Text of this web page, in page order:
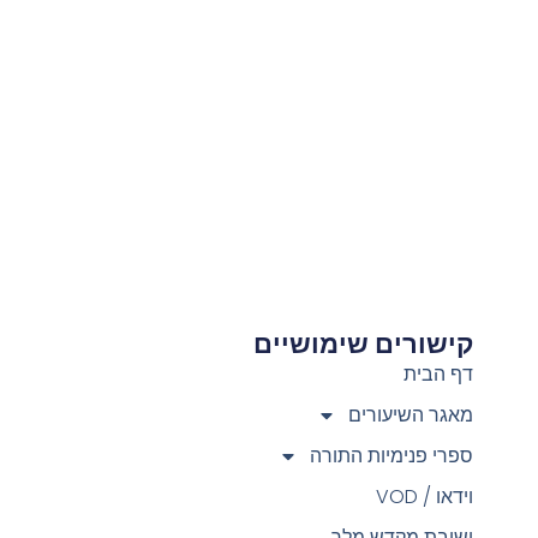
קישורים שימושיים
דף הבית
מאגר השיעורים
ספרי פנימיות התורה
וידאו / VOD